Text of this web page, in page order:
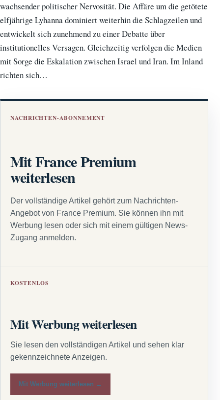
wachsender politischer Nervosität. Die Affäre um die getötete
elfjährige Lyhanna dominiert weiterhin die Schlagzeilen und
entwickelt sich zunehmend zu einer Debatte über
institutionelles Versagen. Gleichzeitig verfolgen die Medien
mit Sorge die Eskalation zwischen Israel und Iran. Im Inland
richten sich…
NACHRICHTEN-ABONNEMENT
Mit France Premium
weiterlesen
Der vollständige Artikel gehört zum Nachrichten-
Angebot von France Premium. Sie können ihn mit
Werbung lesen oder sich mit einem gültigen News-
Zugang anmelden.
KOSTENLOS
Mit Werbung weiterlesen
Sie lesen den vollständigen Artikel und sehen klar
gekennzeichnete Anzeigen.
Mit Werbung weiterlesen →